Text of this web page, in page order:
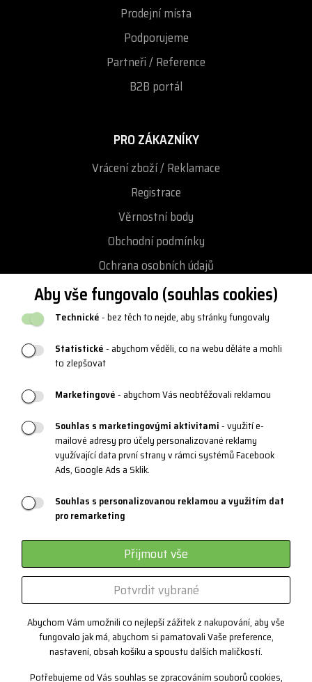
Aby vše fungovalo (souhlas cookies)
Abychom Vám umožnili co nejlepší zážitek z nakupování, aby vše
fungovalo jak má, abychom si pamatovali Vaše preference,
nastavení, obsah košíku a spoustu dalších maličkostí.
Potřebujeme od Vás souhlas se zpracováním souborů cookies,
Technické- bez těch to nejde, aby stránky fungovaly
Statistické- abychom věděli, co na webu děláte a mohli
to zlepšovat
Marketingové- abychom Vás neobtěžovali reklamou
Souhlas s marketingovými aktivitami- využití e-
mailové adresy pro účely personalizované reklamy
využívající data první strany v rámci systémů Facebook
Ads, Google Ads a Sklik.
Souhlas s personalizovanou reklamou a využitím dat
pro remarketing
Potvrdit vybrané
Přijmout vše
Prodejní místa
Podporujeme
Partneři / Reference
B2B portál
PRO ZÁKAZNÍKY
Vrácení zboží / Reklamace
Registrace
Věrnostní body
Obchodní podmínky
Ochrana osobních údajů
Podmínky vrácení / výměny zboží
Reklamační řád
Velikostní tabulky
Údržba oblečení a obuvi
Materiály a technologie
Systém 3 vrstev
Sportovní brýle - kategorie
Certifikáty
Zakázková výroba
Kontakt